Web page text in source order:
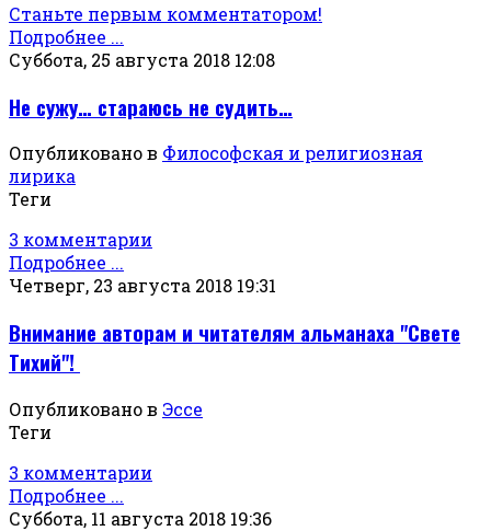
Станьте первым комментатором!
Подробнее ...
Суббота, 25 августа 2018 12:08
Не сужу… стараюсь не судить…
Опубликовано в Философская и религиозная
лирика
Теги
3 комментарии
Подробнее ...
Четверг, 23 августа 2018 19:31
Внимание авторам и читателям альманаха "Свете
Тихий"!
Опубликовано в Эссе
Теги
3 комментарии
Подробнее ...
Суббота, 11 августа 2018 19:36